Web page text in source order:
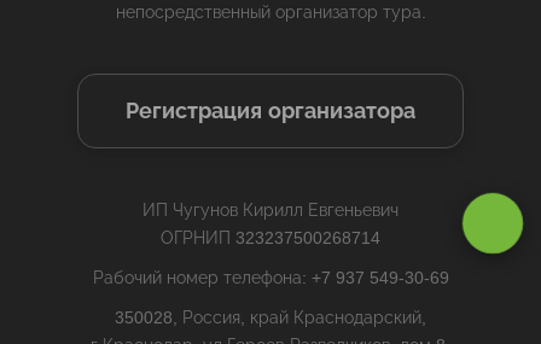
непосредственный организатор тура.
Регистрация организатора
ИП Чугунов Кирилл Евгеньевич
ОГРНИП 323237500268714
Рабочий номер телефона: +7 937 549-30-69
350028, Россия, край Краснодарский,
Оставаясь на сайте, вы даете согласие на обработку cookie и
персональных данных.
Принимаю